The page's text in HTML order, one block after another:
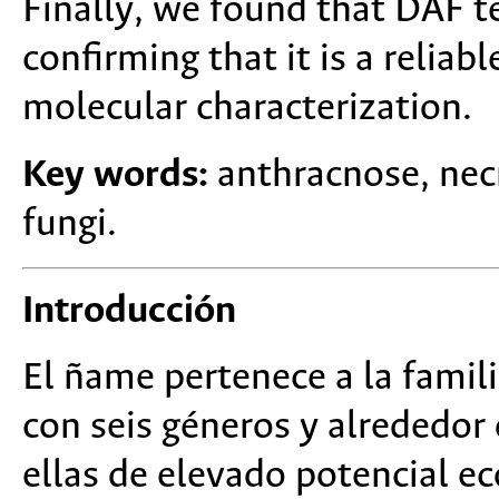
Finally, we found that DAF
confirming that it is a
molecular characterization.
Key words: anthracnose,
fungi.
Introducción
El ñame pertenece a la
con seis géneros y
ellas de elevado potencial